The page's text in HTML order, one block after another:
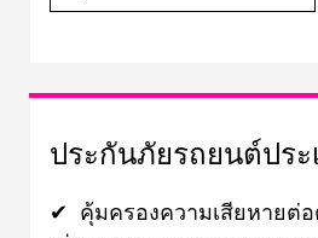
ประกันภัยรถยนต์ประ
✔ คุ้มครองความเสียหายต่